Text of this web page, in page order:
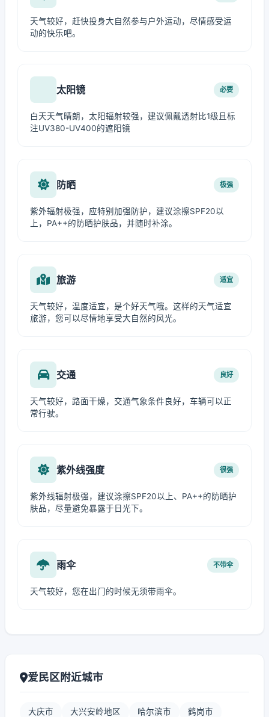
天气较好，赶快投身大自然参与户外运动，尽情感受运
动的快乐吧。
太阳镜 必要
白天天气晴朗，太阳辐射较强，建议佩戴透射比1级且标
注UV380-UV400的遮阳镜
防晒 极强
紫外辐射极强，应特别加强防护，建议涂擦SPF20以
上，PA++的防晒护肤品，并随时补涂。
旅游 适宜
天气较好，温度适宜，是个好天气哦。这样的天气适宜
旅游，您可以尽情地享受大自然的风光。
交通 良好
天气较好，路面干燥，交通气象条件良好，车辆可以正
常行驶。
紫外线强度 很强
紫外线辐射极强，建议涂擦SPF20以上、PA++的防晒护
肤品，尽量避免暴露于日光下。
雨伞 不带伞
天气较好，您在出门的时候无须带雨伞。
爱民区附近城市
大庆市 大兴安岭地区 哈尔滨市 鹤岗市